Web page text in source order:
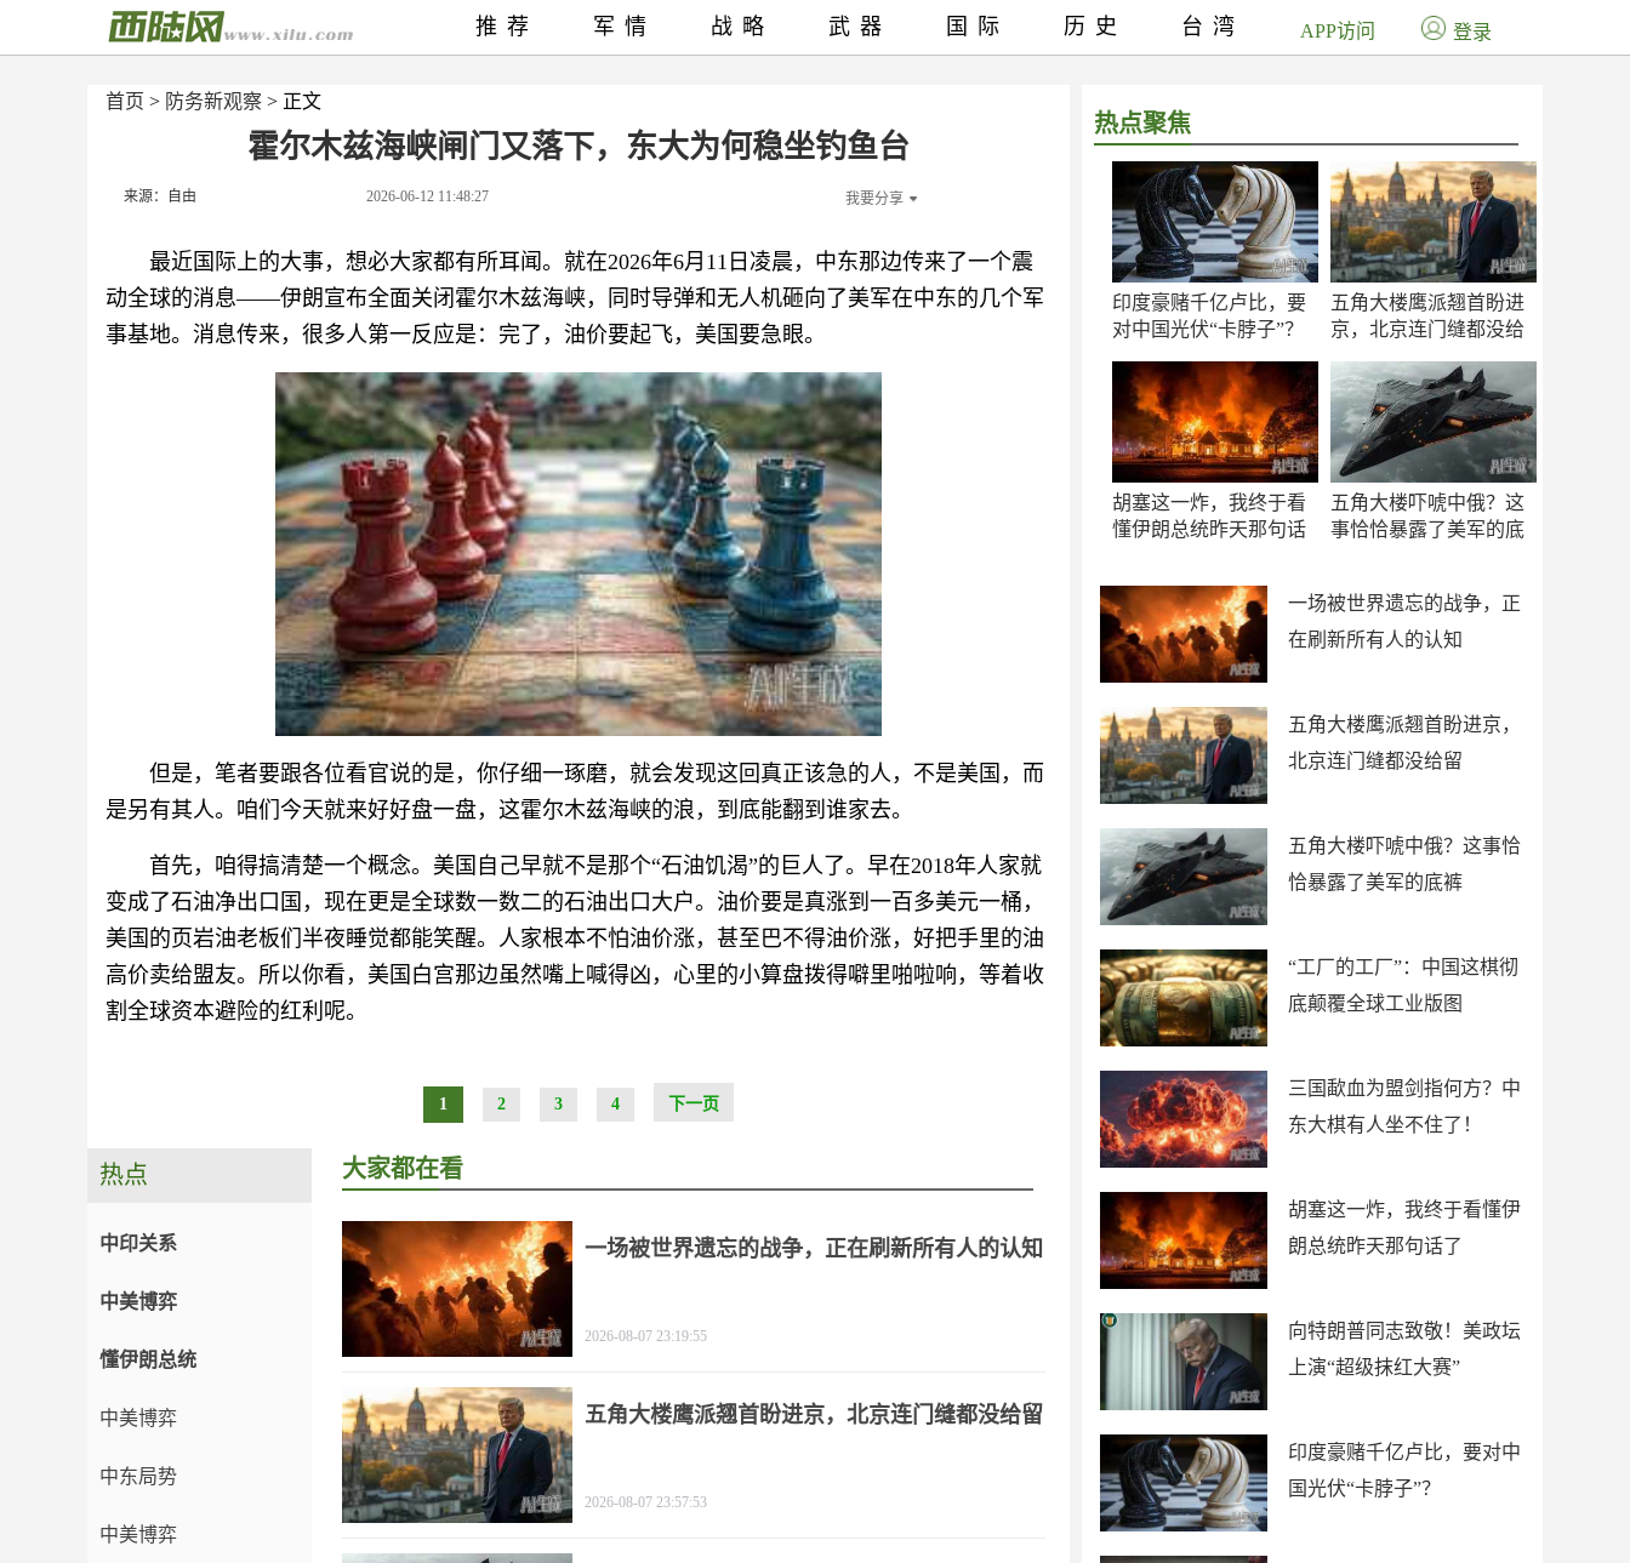
首页 > 防务新观察 > 正文
霍尔木兹海峡闸门又落下，东大为何稳坐钓鱼台
来源：自由 2026-06-12 11:48:27 我要分享
最近国际上的大事，想必大家都有所耳闻。就在2026年6月11日凌晨，中东那边传来了一个震
动全球的消息——伊朗宣布全面关闭霍尔木兹海峡，同时导弹和无人机砸向了美军在中东的几个军
事基地。消息传来，很多人第一反应是：完了，油价要起飞，美国要急眼。
但是，笔者要跟各位看官说的是，你仔细一琢磨，就会发现这回真正该急的人，不是美国，而
是另有其人。咱们今天就来好好盘一盘，这霍尔木兹海峡的浪，到底能翻到谁家去。
首先，咱得搞清楚一个概念。美国自己早就不是那个“石油饥渴”的巨人了。早在2018年人家就
变成了石油净出口国，现在更是全球数一数二的石油出口大户。油价要是真涨到一百多美元一桶，
美国的页岩油老板们半夜睡觉都能笑醒。人家根本不怕油价涨，甚至巴不得油价涨，好把手里的油
高价卖给盟友。所以你看，美国白宫那边虽然嘴上喊得凶，心里的小算盘拨得噼里啪啦响，等着收
割全球资本避险的红利呢。
1 2 3 4 下一页
热点聚焦
印度豪赌千亿卢比，要
对中国光伏“卡脖子”？
五角大楼鹰派翘首盼进
京，北京连门缝都没给
胡塞这一炸，我终于看
懂伊朗总统昨天那句话
五角大楼吓唬中俄？这
事恰恰暴露了美军的底
一场被世界遗忘的战争，正
在刷新所有人的认知
五角大楼鹰派翘首盼进京，
北京连门缝都没给留
五角大楼吓唬中俄？这事恰
恰暴露了美军的底裤
“工厂的工厂”：中国这棋彻
底颠覆全球工业版图
三国歃血为盟剑指何方？中
东大棋有人坐不住了！
胡塞这一炸，我终于看懂伊
朗总统昨天那句话了
向特朗普同志致敬！美政坛
上演“超级抹红大赛”
印度豪赌千亿卢比，要对中
国光伏“卡脖子”？
推荐 军情 战略 武器 国际 历史 台湾 APP访问 登录
热点
中印关系
中美博弈
懂伊朗总统
中美博弈
中东局势
中美博弈
大家都在看
一场被世界遗忘的战争，正在刷新所有人的认知
2026-08-07 23:19:55
五角大楼鹰派翘首盼进京，北京连门缝都没给留
2026-08-07 23:57:53